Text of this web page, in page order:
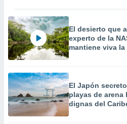
El desierto que
experto de la
mantiene viva la
El Japón
playas de arena
dignas del